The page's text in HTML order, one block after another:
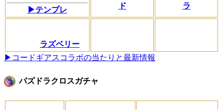
▶テンプレ
ド
ラ
ラズベリー
▶コードギアスコラボの当たりと最新情報
パズドラクロスガチャ